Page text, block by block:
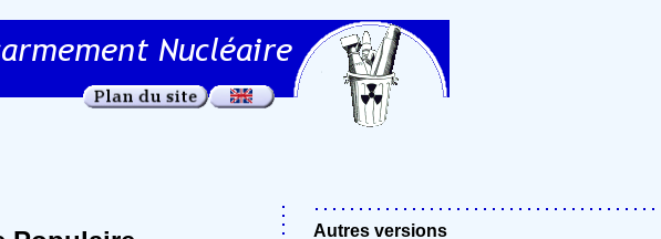
Autres versions